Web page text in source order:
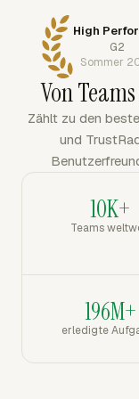
High
G2
Sommer
Von
Zählt zu den
und
10K+
Teams
196M+
erledigte